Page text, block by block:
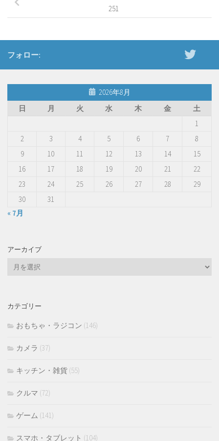
251
フォロー:
2026年8月
日
月 火 水 木 金
土
1
2
3 4 5 6 7
8
9
10 11 12 13 14
15
16
17 18 19 20 21
22
23
24 25 26 27 28
29
30
31
« 7月
アーカイブ
ブ
カテゴリー
おもちゃ・ラジコン (146)
カメラ (37)
キッチン・雑貨 (55)
クルマ (72)
ゲーム (141)
スマホ・タブレット (104)